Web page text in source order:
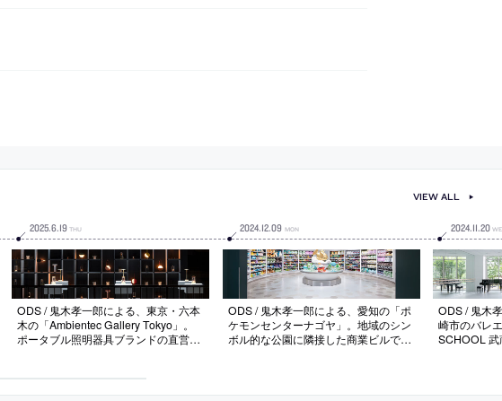
2025.6.19 THU
ODS / 鬼木孝一郎による、東京・六本
木の「Ambientec Gallery Tokyo」。
ポータブル照明器具ブランドの直営ギ
して“製品と光が浮かび上がる”空間を
創出。展示室の背後に使用シーンを体
2024.12.09 MON
ODS / 鬼木孝一郎による、愛知の「ポ
ケモンセンターナゴヤ」。地域のシン
ボル的な公園に隣接した商業ビルでの
考案。平面形や什器にも公園を想起さ
2024.11.20
ODS / 鬼木
崎市のバレ
SCHOOL 武
スタジオ空
VIEW ALL